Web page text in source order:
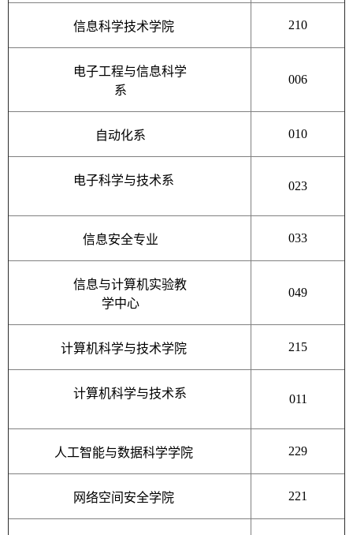
信息科学技术学院 210
电子工程与信息科学
系
006
自动化系 010
电子科学与技术系 023
信息安全专业 033
信息与计算机实验教
学中心
049
计算机科学与技术学院 215
计算机科学与技术系 011
人工智能与数据科学学院 229
网络空间安全学院 221